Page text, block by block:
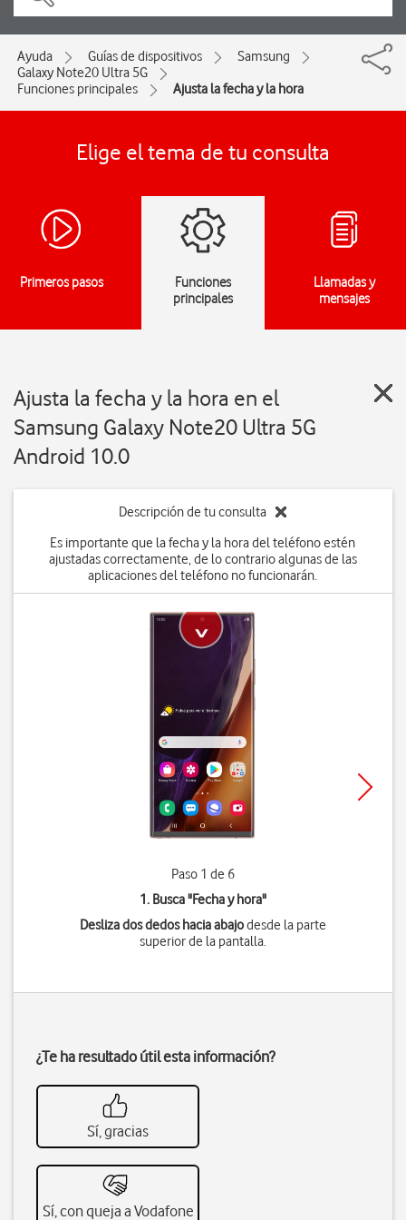
Ayuda Guías de dispositivos
Samsung
Galaxy Note20 Ultra 5G
Funciones principales
Ajusta la fecha y la hora
Elige el tema de tu consulta
Primeros pasos
Funciones
principales
Llamadas y
mensajes
Ajusta la fecha y la hora en el
Samsung Galaxy Note20 Ultra 5G
Android 10.0
Descripción de tu consulta
Es importante que la fecha y la hora del teléfono estén
ajustadas correctamente, de lo contrario algunas de las
aplicaciones del teléfono no funcionarán.
Paso 1 de 6
1. Busca "Fecha y hora"
Desliza dos dedos hacia abajodesde la parte
superior de la pantalla.
¿Te ha resultado útil esta información?
Sí, gracias
Sí, con queja a Vodafone